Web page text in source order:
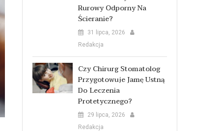
Rurowy Odporny Na
Ścieranie?
31 lipca, 2026
Redakcja
Czy Chirurg Stomatolog
Przygotowuje Jamę Ustną
Do Leczenia
Protetycznego?
29 lipca, 2026
Redakcja